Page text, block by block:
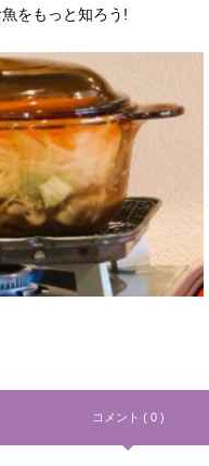
をもっと知ろう!
コメント ( 0 )